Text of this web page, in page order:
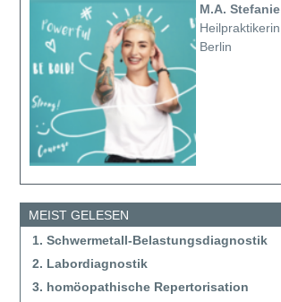
M.A.
Heilpraktikerin,
Berlin
MEIST GELESEN
1. Schwermetall-Belastungsdiagnostik
2. Labordiagnostik
3. homöopathische Repertorisation